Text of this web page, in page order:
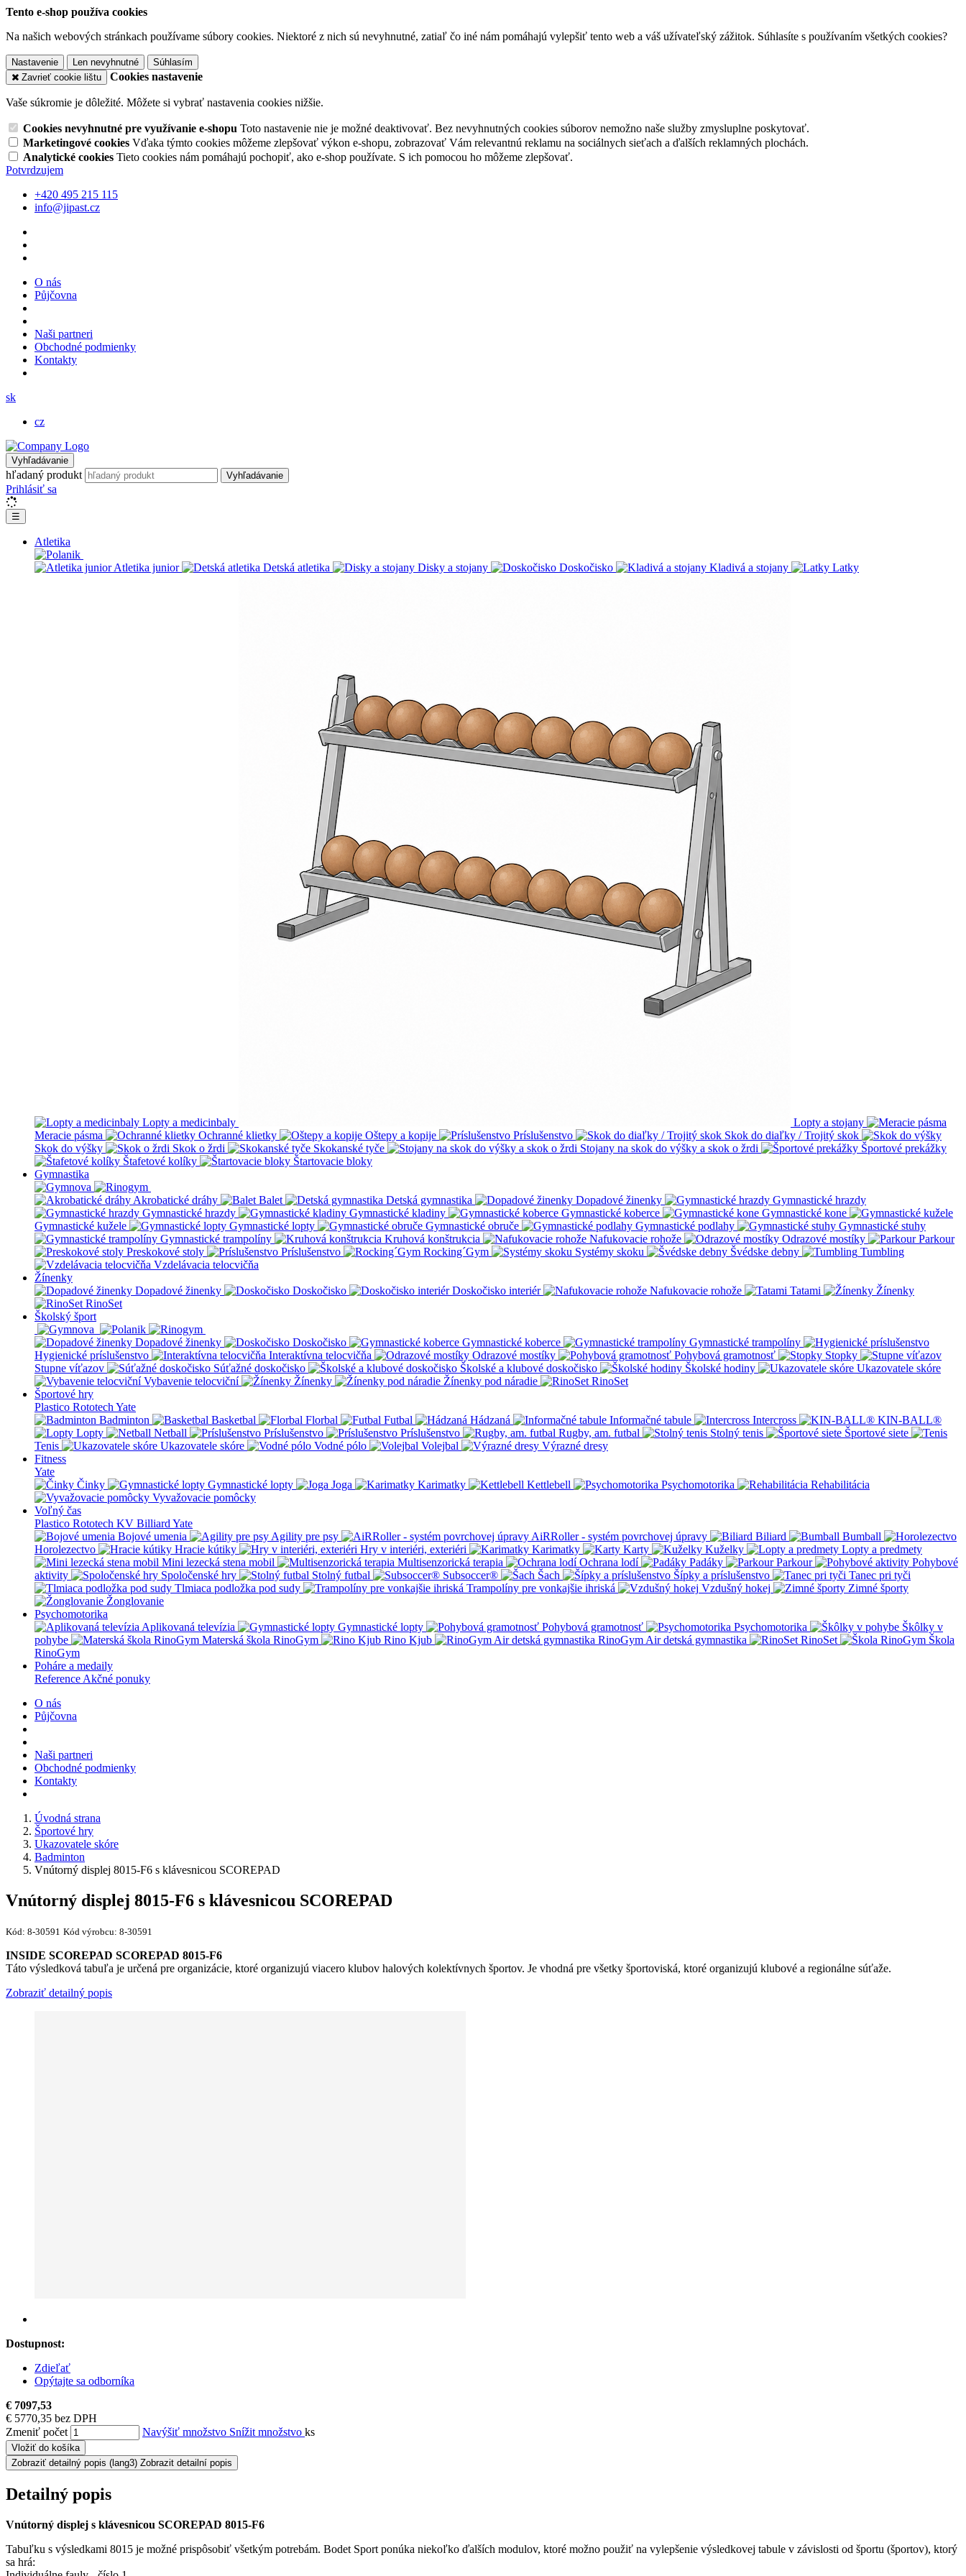
Tento e-shop používa cookies
Na našich webových stránkach používame súbory cookies. Niektoré z nich sú nevyhnutné, zatiaľ čo iné nám pomáhajú vylepšiť tento web a váš užívateľský zážitok. Súhlasíte s používaním všetkých cookies?
Nastavenie Len nevyhnutné
Súhlasím
Zavrieť cookie lištu
Cookies nastavenie
Vaše súkromie je dôležité. Môžete si vybrať nastavenia cookies nižšie.
Cookies nevyhnutné pre využívanie e-shopu Toto nastavenie nie je možné deaktivovať. Bez nevyhnutných cookies súborov nemožno naše služby zmysluplne poskytovať.
Marketingové cookies Vďaka týmto cookies môžeme zlepšovať výkon e-shopu, zobrazovať Vám relevantnú reklamu na sociálnych sieťach a ďalších reklamných plochách.
Analytické cookies Tieto cookies nám pomáhajú pochopiť, ako e-shop používate. S ich pomocou ho môžeme zlepšovať.
Potvrdzujem
+420 495 215 115
info@jipast.cz
O nás
Půjčovna
Naši partneri
Obchodné podmienky
Kontakty
sk
cz
Vyhľadávanie
hľadaný produkt Vyhľadávanie
Prihlásiť sa
☰
Atletika
Atletika junior Detská atletika Disky a stojany Doskočisko Kladivá a stojany Latky
Lopty a medicinbaly
Lopty a stojany
Meracie pásma
Ochranné klietky Oštepy a kopije Príslušenstvo
Skok do diaľky / Trojitý skok
Skok do výšky
Skok o žrdi Skokanské tyče Stojany na skok do výšky a skok o žrdi
Športové prekážky
Štafetové kolíky
Štartovacie bloky
Gymnastika
Akrobatické dráhy Balet Detská gymnastika Dopadové žinenky
Gymnastické hrazdy
Gymnastické hrazdy
Gymnastické kladiny Gymnastické koberce
Gymnastické kone
Gymnastické kužele
Gymnastické lopty Gymnastické obruče Gymnastické podlahy
Gymnastické stuhy
Gymnastické trampolíny
Kruhová konštrukcia Nafukovacie rohože Odrazové mostíky
Parkour
Preskokové stoly
Príslušenstvo Rocking´Gym Systémy skoku Švédske debny
Tumbling
Vzdelávacia telocvičňa
Žínenky
Dopadové žinenky
Doskočisko Doskočisko interiér Nafukovacie rohože Tatami
Žínenky
RinoSet
Školský šport
Dopadové žinenky Doskočisko Gymnastické koberce
Gymnastické trampolíny
Hygienické príslušenstvo
Interaktívna telocvičňa Odrazové mostíky Pohybová gramotnosť
Stopky
Stupne víťazov
Súťažné doskočisko Školské a klubové doskočisko Školské hodiny
Ukazovatele skóre
Vybavenie telocviční
Žínenky Žínenky pod náradie
RinoSet
Športové hry
Plastico Rototech Yate
Badminton
Basketbal Florbal Futbal Hádzaná Informačné tabule Intercross
KIN-BALL®
Lopty
Netball Príslušenstvo Príslušenstvo Rugby, am. futbal Stolný tenis
Športové siete
Tenis
Ukazovatele skóre Vodné pólo Volejbal
Výrazné dresy
Fitness
Yate
Činky
Gymnastické lopty Joga Karimatky Kettlebell Psychomotorika
Rehabilitácia
Vyvažovacie pomôcky
Voľný čas
Plastico Rototech KV Billiard Yate
Bojové umenia
Agility pre psy AiRRoller - systém povrchovej úpravy Biliard
Bumball
Horolezectvo
Hracie kútiky Hry v interiéri, exteriéri Karimatky Karty Kuželky
Lopty a predmety
Mini lezecká stena mobil
Multisenzorická terapia Ochrana lodí Padáky Parkour
Pohybové
aktivity
Spoločenské hry Stolný futbal Subsoccer® Šach Šípky a príslušenstvo
Tanec pri tyči
Tlmiaca podložka pod sudy
Trampolíny pre vonkajšie ihriská Vzdušný hokej
Zimné športy
Žonglovanie
Psychomotorika
Aplikovaná televízia
Gymnastické lopty Pohybová gramotnosť Psychomotorika
Škôlky v
pohybe
Materská škola RinoGym Rino Kjub RinoGym Air detská gymnastika RinoSet
Škola
RinoGym
Poháre a medaily
Reference Akčné ponuky
O nás
Půjčovna
Naši partneri
Obchodné podmienky
Kontakty
Úvodná strana
Športové hry
Ukazovatele skóre
Badminton
Vnútorný displej 8015-F6 s klávesnicou SCOREPAD
Vnútorný displej 8015-F6 s klávesnicou SCOREPAD
Kód: 8-30591 Kód výrobcu: 8-30591
INSIDE SCOREPAD SCOREPAD 8015-F6
Táto výsledková tabuľa je určená pre organizácie, ktoré organizujú viacero klubov halových kolektívnych športov. Je vhodná pre všetky športoviská, ktoré organizujú klubové a regionálne súťaže.
Zobraziť detailný popis
Dostupnost:
Zdieľať
Opýtajte sa odborníka
€ 7097,53
€ 5770,35 bez DPH
Zmeniť počet
Navýšiť množstvo Snížit množstvo ks
Vložiť do košíka
Zobraziť detailný popis (lang3) Zobrazit detailní popis
Detailný popis
Vnútorný displej s klávesnicou SCOREPAD 8015-F6
Tabuľku s výsledkami 8015 je možné prispôsobiť všetkým potrebám. Bodet Sport ponúka niekoľko ďalších modulov, ktoré možno použiť na vylepšenie výsledkovej tabule v závislosti od športu (športov), ktorý
sa hrá: